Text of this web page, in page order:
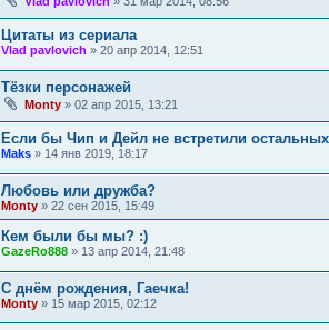
Цитаты из сериала
Vlad pavlovich » 20 апр 2014, 12:51
Тёзки персонажей
Monty » 02 апр 2015, 13:21
Если бы Чип и Дейл не встретили
Maks » 14 янв 2019, 18:17
Любовь или дружба?
Monty » 22 сен 2015, 15:49
Кем были бы мы? :)
GazeRo888 » 13 апр 2014, 21:48
С днём рождения, Гаечка!
Monty » 15 мар 2015, 02:12